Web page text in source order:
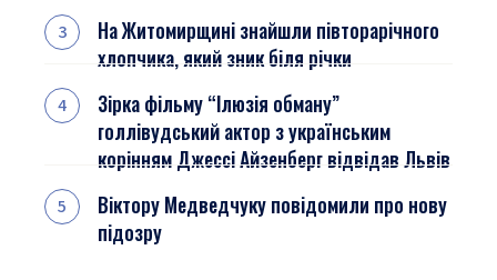
На Житомирщині знайшли півторарічного
хлопчика, який зник біля річки
Зірка фільму “Ілюзія обману”
голлівудський актор з українським
корінням Джессі Айзенберг відвідав Львів
Віктору Медведчуку повідомили про нову
підозру